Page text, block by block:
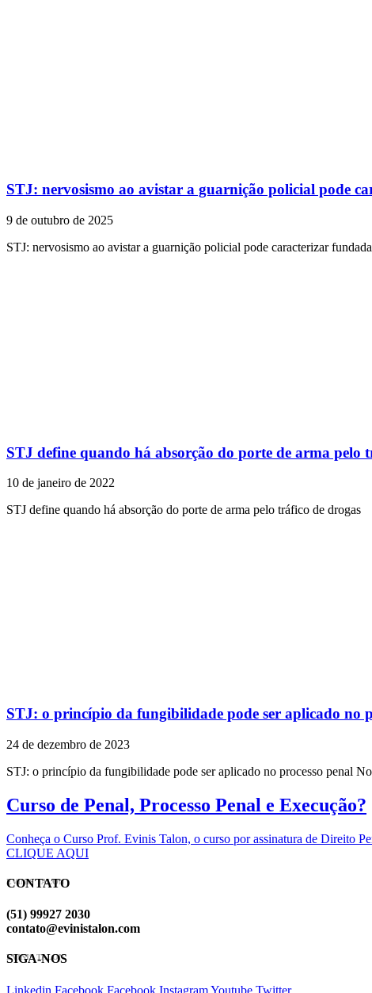
STJ: nervosismo ao avistar a guarnição policial pode
9 de outubro de 2025
STJ: nervosismo ao avistar a guarnição policial pode caracterizar
STJ define quando há absorção do porte de arma pelo
10 de janeiro de 2022
STJ define quando há absorção do porte de arma pelo tráfico de drogas
STJ: o princípio da fungibilidade pode ser aplicado no
24 de dezembro de 2023
STJ: o princípio da fungibilidade pode ser aplicado no processo penal
Curso de Penal, Processo Penal e Execução?
Conheça o Curso Prof. Evinis Talon, o curso por assinatura de Direito
CLIQUE AQUI
EVINIS TALON
CONTATO
(51) 99927 2030
contato@evinistalon.com
EVINIS TALON
SIGA-NOS
Linkedin Facebook Facebook InstagramYoutube Twitter